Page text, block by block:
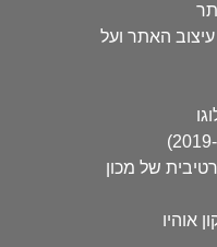
האתר ועל
של מכון
אוהיו